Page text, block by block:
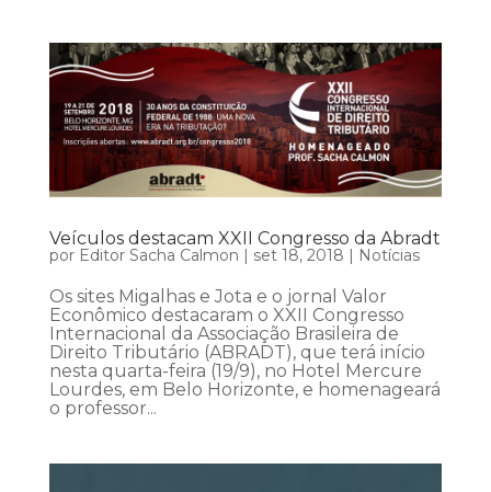
Veículos destacam XXII Congresso da Abradt
por Editor Sacha Calmon | set 18, 2018 | Notícias
Os sites Migalhas e Jota e o jornal Valor
Econômico destacaram o XXII Congresso
Internacional da Associação Brasileira de
Direito Tributário (ABRADT), que terá início
nesta quarta-feira (19/9), no Hotel Mercure
Lourdes, em Belo Horizonte, e homenageará
o professor...